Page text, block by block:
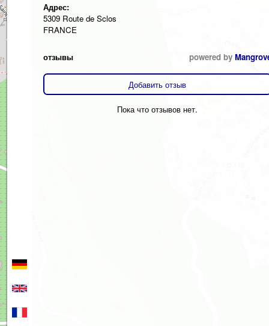
Адрес:
5309 Route de Sclos
FRANCE
отзывы powered by
Добавить отзыв
Пока что отзывов нет.